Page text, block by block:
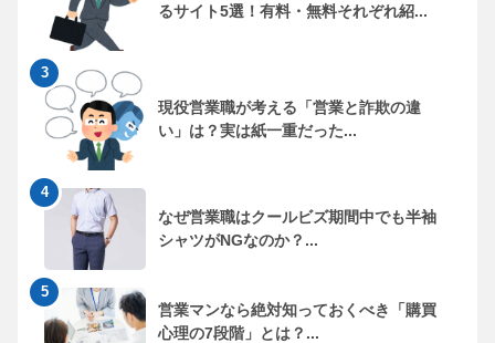
るサイト5選！有料・無料それぞれ紹...
現役営業職が考える「営業と詐欺の違
い」は？実は紙一重だった...
なぜ営業職はクールビズ期間中でも半袖
シャツがNGなのか？...
営業マンなら絶対知っておくべき「購買
心理の7段階」とは？...